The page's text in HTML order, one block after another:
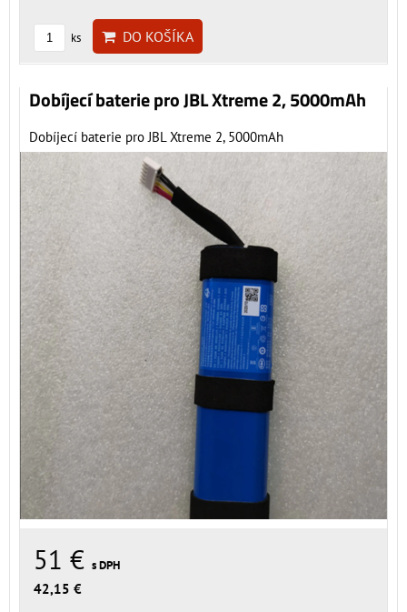
ks DO KOŠÍKA
Dobíjecí baterie pro JBL Xtreme 2, 5000mAh
Dobíjecí baterie pro JBL Xtreme 2, 5000mAh
51 € s DPH
42,15 €